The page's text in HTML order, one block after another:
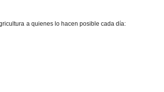
a quienes lo hacen posible cada día: